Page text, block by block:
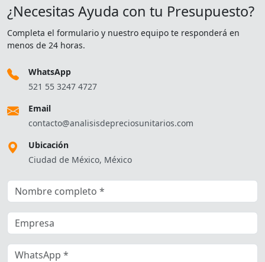
¿Necesitas Ayuda con tu Presupuesto?
Completa el formulario y nuestro equipo te responderá en
menos de 24 horas.
WhatsApp
521 55 3247 4727
Email
contacto@analisisdepreciosunitarios.com
Ubicación
Ciudad de México, México